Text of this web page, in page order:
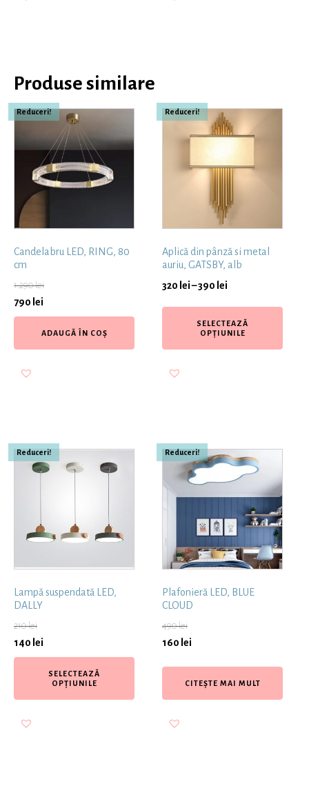
Produse similare
Reduceri!
Candelabru LED, RING, 80
cm
1.290lei
790 lei
ADAUGĂ ÎN COȘ
Reduceri!
Aplică din pânză si metal
auriu, GATSBY, alb
320 lei–390 lei
SELECTEAZĂ
OPȚIUNILE
Reduceri!
Lampă suspendată LED,
DALLY
210lei
140 lei
SELECTEAZĂ
OPȚIUNILE
Reduceri!
Plafonieră LED, BLUE
CLOUD
490lei
160 lei
CITEȘTE MAI MULT